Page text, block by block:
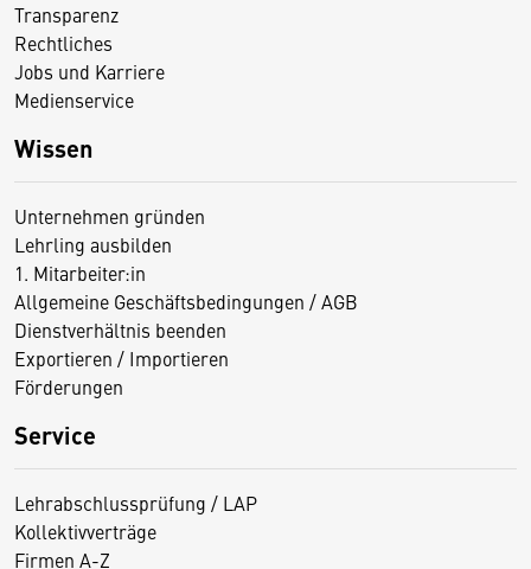
Transparenz
Rechtliches
Jobs und Karriere
Medienservice
Wissen
Unternehmen gründen
Lehrling ausbilden
1. Mitarbeiter:in
Allgemeine Geschäftsbedingungen / AGB
Dienstverhältnis beenden
Exportieren / Importieren
Förderungen
Service
Lehrabschlussprüfung / LAP
Kollektivverträge
Firmen A-Z